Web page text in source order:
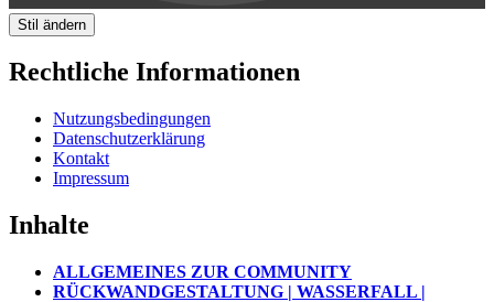
Stil ändern
Rechtliche Informationen
Nutzungsbedingungen
Datenschutzerklärung
Kontakt
Impressum
Inhalte
ALLGEMEINES ZUR COMMUNITY
RÜCKWANDGESTALTUNG | WASSERFALL |